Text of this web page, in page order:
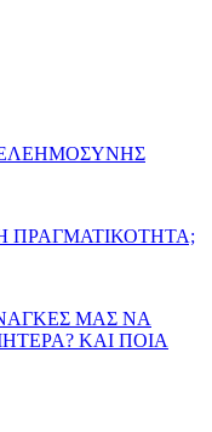
ΕΛΕΗΜΟΣΥΝΗΣ
ΠΡΑΓΜΑΤΙΚΟΤΗΤΑ;
ΜΑΣ ΝΑ
ΚΑΙ ΠΟΙΑ